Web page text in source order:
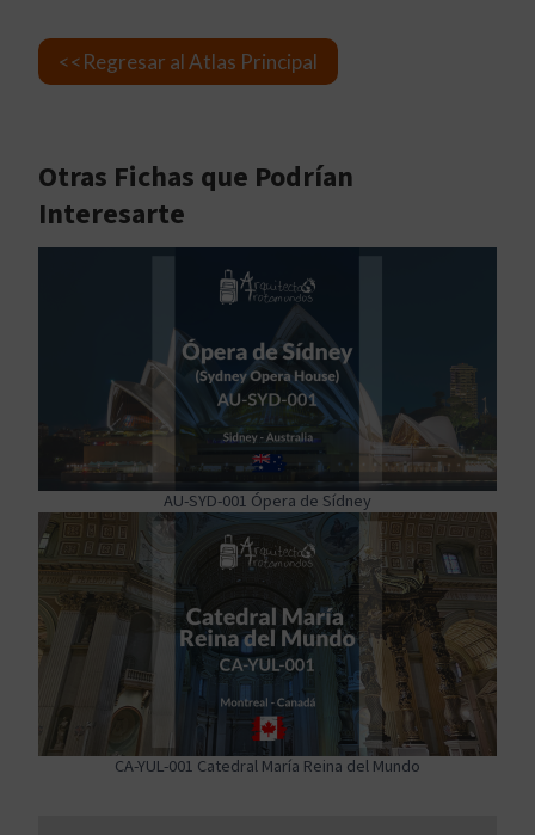
<<Regresar al Atlas Principal
Otras Fichas que Podrían
Interesarte
AU-SYD-001 Ópera de Sídney
CA-YUL-001 Catedral María Reina del Mundo